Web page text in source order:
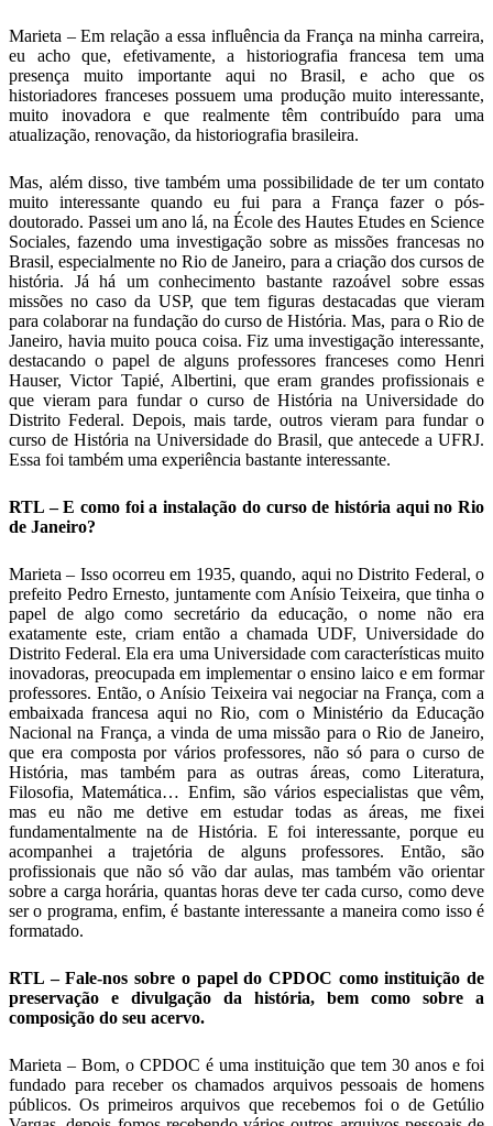
Marieta – Em relação a essa influência da França na minha carreira,
eu acho que, efetivamente, a historiografia francesa tem uma
presença muito importante aqui no Brasil, e acho que os
historiadores franceses possuem uma produção muito interessante,
muito inovadora e que realmente têm contribuído para uma
atualização, renovação, da historiografia brasileira.
Mas, além disso, tive também uma possibilidade de ter um contato
muito interessante quando eu fui para a França fazer o pós-
doutorado. Passei um ano lá, na École des Hautes Etudes en Science
Sociales, fazendo uma investigação sobre as missões francesas no
Brasil, especialmente no Rio de Janeiro, para a criação dos cursos de
história. Já há um conhecimento bastante razoável sobre essas
missões no caso da USP, que tem figuras destacadas que vieram
para colaborar na fundação do curso de História. Mas, para o Rio de
Janeiro, havia muito pouca coisa. Fiz uma investigação interessante,
destacando o papel de alguns professores franceses como Henri
Hauser, Victor Tapié, Albertini, que eram grandes profissionais e
que vieram para fundar o curso de História na Universidade do
Distrito Federal. Depois, mais tarde, outros vieram para fundar o
curso de História na Universidade do Brasil, que antecede a UFRJ.
Essa foi também uma experiência bastante interessante.
RTL – E como foi a instalação do curso de história aqui no Rio
de Janeiro?
Marieta – Isso ocorreu em 1935, quando, aqui no Distrito Federal, o
prefeito Pedro Ernesto, juntamente com Anísio Teixeira, que tinha o
papel de algo como secretário da educação, o nome não era
exatamente este, criam então a chamada UDF, Universidade do
Distrito Federal. Ela era uma Universidade com características muito
inovadoras, preocupada em implementar o ensino laico e em formar
professores. Então, o Anísio Teixeira vai negociar na França, com a
embaixada francesa aqui no Rio, com o Ministério da Educação
Nacional na França, a vinda de uma missão para o Rio de Janeiro,
que era composta por vários professores, não só para o curso de
História, mas também para as outras áreas, como Literatura,
Filosofia, Matemática… Enfim, são vários especialistas que vêm,
mas eu não me detive em estudar todas as áreas, me fixei
fundamentalmente na de História. E foi interessante, porque eu
acompanhei a trajetória de alguns professores. Então, são
profissionais que não só vão dar aulas, mas também vão orientar
sobre a carga horária, quantas horas deve ter cada curso, como deve
ser o programa, enfim, é bastante interessante a maneira como isso é
formatado.
RTL – Fale-nos sobre o papel do CPDOC como instituição de
preservação e divulgação da história, bem como sobre a
composição do seu acervo.
Marieta – Bom, o CPDOC é uma instituição que tem 30 anos e foi
fundado para receber os chamados arquivos pessoais de homens
públicos. Os primeiros arquivos que recebemos foi o de Getúlio